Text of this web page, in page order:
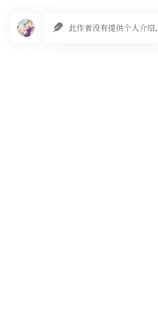
此作者没有提供个人介绍。